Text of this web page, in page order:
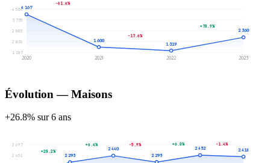
1 187
2 036
2 885
3 735
4 5844 167
2020
1 600
2021
1 319
2022
2 360
2023
-61.6%
-17.6%
+78.9%
Évolution — Maisons
+26.8% sur 6 ans
2 452
2 697
2 293
2 440
2 295
2 452 2 418
+20.2%
+6.4% -5.9% +6.8% -1.4%